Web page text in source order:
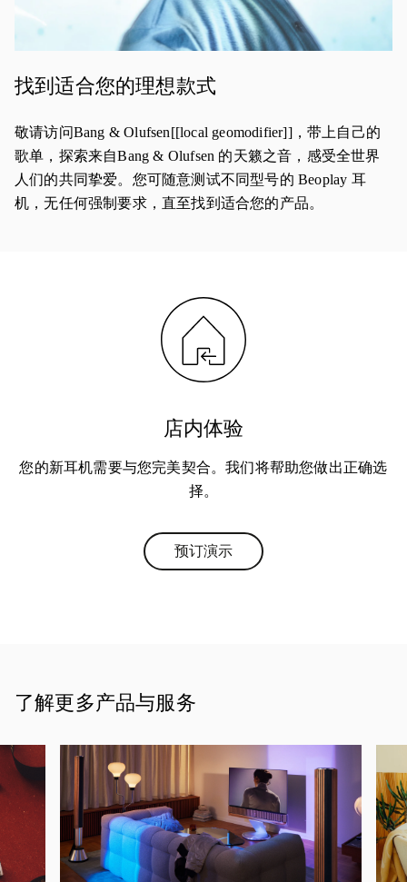
找到适合您的理想款式
敬请访问Bang & Olufsen[[local geomodifier]]，带上自己的
歌单，探索来自Bang & Olufsen 的天籁之音，感受全世界
人们的共同挚爱。您可随意测试不同型号的 Beoplay 耳
机，无任何强制要求，直至找到适合您的产品。
店内体验
您的新耳机需要与您完美契合。我们将帮助您做出正确选
择。
预订演示Link Opens in New Tab
了解更多产品与服务